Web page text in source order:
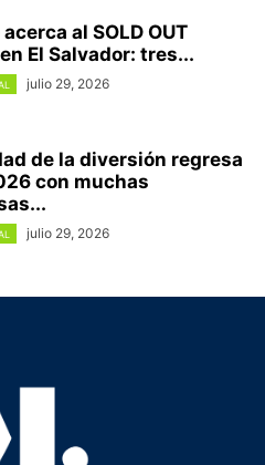
al SOLD OUT
El Salvador: tres...
julio 29, 2026
de la diversión regresa
con muchas
julio 29, 2026